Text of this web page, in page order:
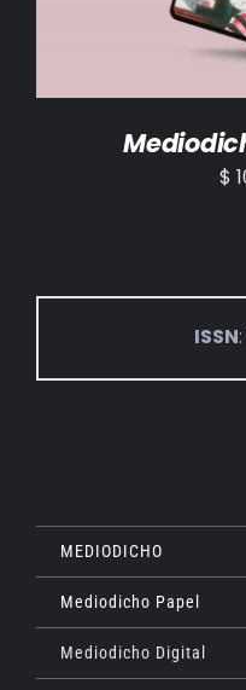
$
ISSN
MEDIODICHO
Mediodicho Papel
Mediodicho Digital